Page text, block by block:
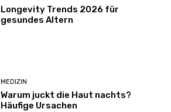
Longevity Trends 2026 für
gesundes Altern
MEDIZIN
Warum juckt die Haut nachts?
Häufige Ursachen